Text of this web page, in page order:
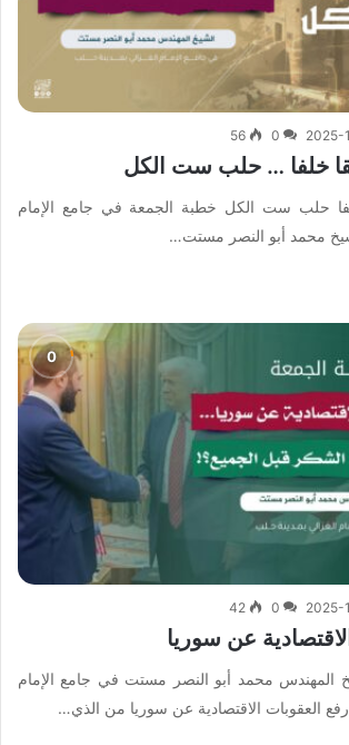
2025-
0
56
خلفا … حلب ست الكل
حلب ست الكل خطبة الجمعة في جامع الإمام
محمد أبو النصر مستت…
2025-
0
42
عن سوريا
المهندس محمد أبو النصر مستت في جامع الإمام
العقوبات الاقتصادية عن سوريا من الذي…